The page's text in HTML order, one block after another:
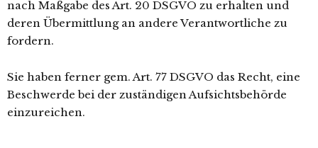
nach Maßgabe des Art. 20 DSGVO zu erhalten und
deren Übermittlung an andere Verantwortliche zu
fordern.
Sie haben ferner gem. Art. 77 DSGVO das Recht, eine
Beschwerde bei der zuständigen Aufsichtsbehörde
einzureichen.